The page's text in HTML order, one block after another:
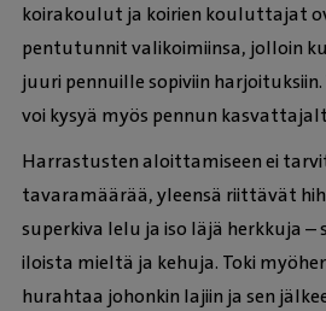
koirakoulut ja koirien kouluttajat
pentutunnit valikoimiinsa, jolloin
juuri pennuille sopiviin
voi kysyä myös pennun
Harrastusten aloittamiseen ei
tavaramäärää, yleensä riittävät
superkiva lelu ja iso läjä herkkuja –
iloista mieltä ja kehuja. Toki
hurahtaa johonkin lajiin ja sen